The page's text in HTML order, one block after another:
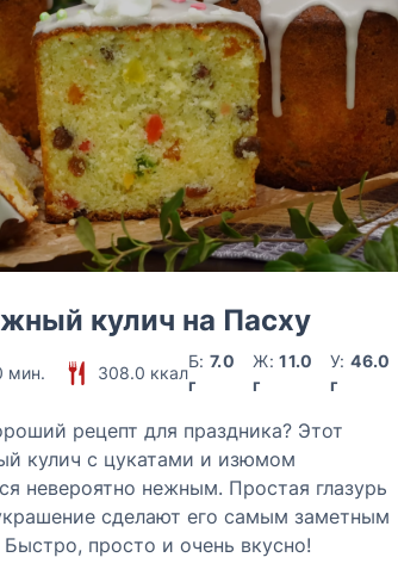
кулич на Пасху
мин. 308.0 ккал
Б:7.0
г
Ж:11.0
г
У:46.0
г
рецепт для праздника? Этот
кулич с цукатами и изюмом
невероятно нежным. Простая глазурь
сделают его самым заметным
Быстро, просто и очень вкусно!